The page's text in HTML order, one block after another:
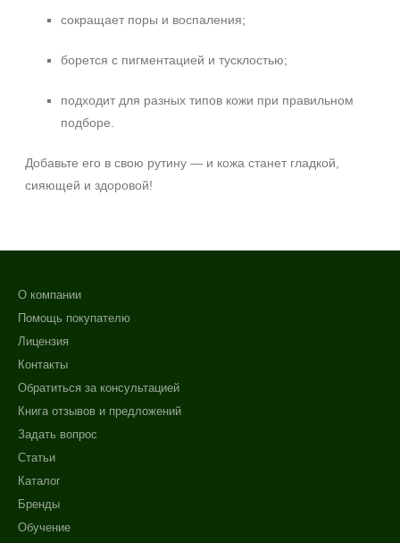
сокращает поры и воспаления;
борется с пигментацией и тусклостью;
подходит для разных типов кожи при правильном
подборе.
Добавьте его в свою рутину — и кожа станет гладкой,
сияющей и здоровой!
О компании
Помощь покупателю
Лицензия
Контакты
Обратиться за консультацией
Книга отзывов и предложений
Задать вопрос
Статьи
Каталог
Бренды
Обучение